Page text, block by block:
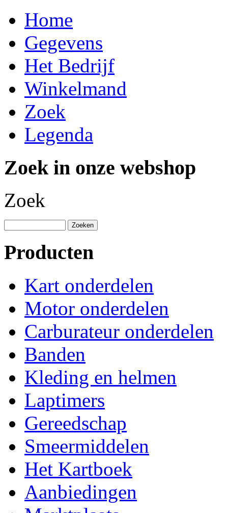
Home
Gegevens
Het Bedrijf
Winkelmand
Zoek
Legenda
Zoek in onze webshop
Zoek
Producten
Kart onderdelen
Motor onderdelen
Carburateur onderdelen
Banden
Kleding en helmen
Laptimers
Gereedschap
Smeermiddelen
Het Kartboek
Aanbiedingen